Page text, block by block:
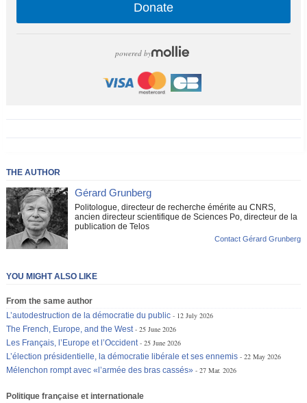
Donate
powered by
THE AUTHOR
Gérard Grunberg
Politologue, directeur de recherche émérite au CNRS,
ancien directeur scientifique de Sciences Po, directeur de la
publication de Telos
Contact Gérard Grunberg
YOU MIGHT ALSO LIKE
From the same author
L’autodestruction de la démocratie du public
12 July 2026
The French, Europe, and the West
25 June 2026
Les Français, l’Europe et l’Occident
25 June 2026
L’élection présidentielle, la démocratie libérale et ses ennemis
22 May 2026
Mélenchon rompt avec «l’armée des bras cassés»
27 Mar. 2026
Politique française et internationale